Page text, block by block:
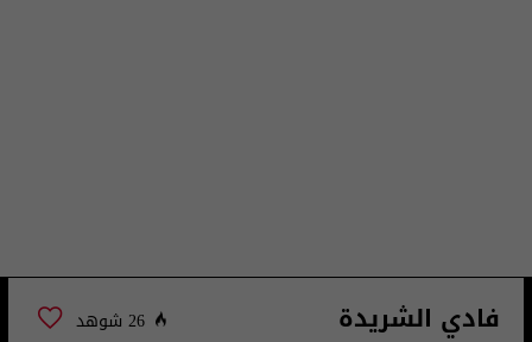
فادي الشريدة 26 شوهد